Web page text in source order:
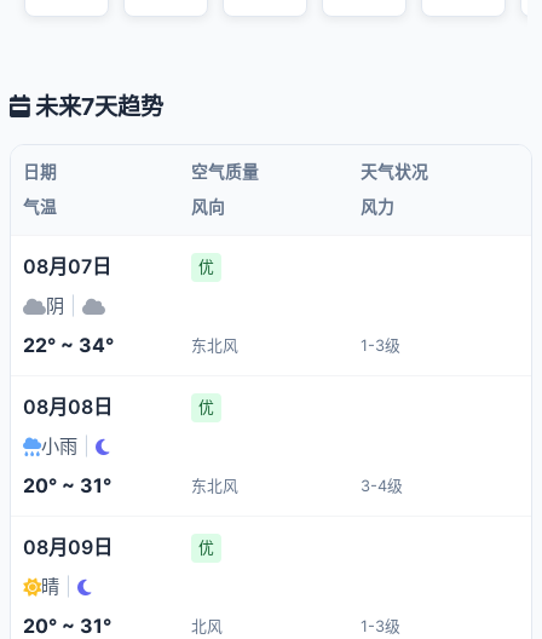
未来7天趋势
日期 空气质量
天气状况
气温
风向 风力
08月07日 优
阴
22° ~ 34° 东北风 1-3级
08月08日 优
小雨
20° ~ 31° 东北风 3-4级
08月09日 优
晴
20° ~ 31° 北风 1-3级